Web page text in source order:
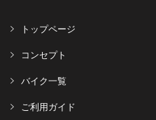
トップページ
コンセプト
バイク一覧
ご利用ガイド